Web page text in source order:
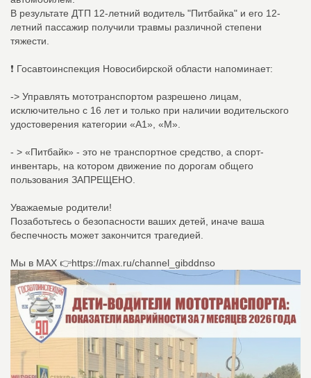
В результате ДТП 12-летний водитель "Питбайка" и его 12-
летний пассажир получили травмы различной степени
тяжести.
❗️ Госавтоинспекция Новосибирской области напоминает:
-> Управлять мототранспортом разрешено лицам,
исключительно с 16 лет и только при наличии водительского
удостоверения категории «А1», «М».
- > «Питбайк» - это не транспортное средство, а спорт-
инвентарь, на котором движение по дорогам общего
пользования ЗАПРЕЩЕНО.
Уважаемые родители!
Позаботьтесь о безопасности ваших детей, иначе ваша
беспечность может закончится трагедией.
Мы в МАХ 👉https://max.ru/channel_gibddnso